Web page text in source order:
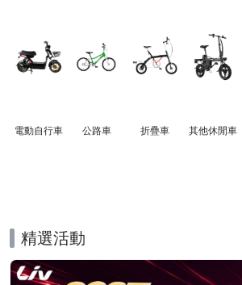
電動自行車 公路車 折疊車 其他休閒車
精選活動